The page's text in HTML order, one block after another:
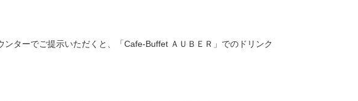
ターでご提示いただくと、「Cafe-Buffet ＡＵＢＥＲ」でのドリンク